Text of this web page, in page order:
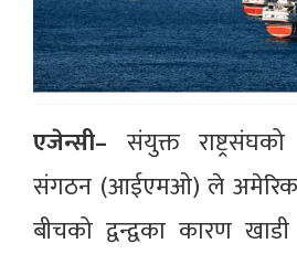
एजेन्सी– संयुक्त राष्ट्रसंघको
संगठन (आईएमओ) ले
बीचको द्वन्द्वका कारण